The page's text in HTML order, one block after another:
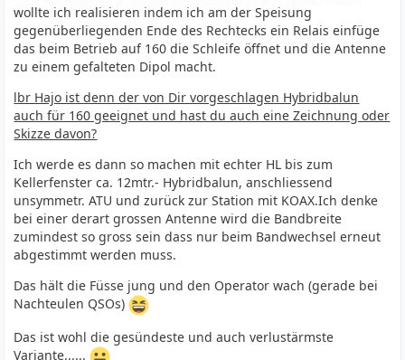
wollte ich realisieren indem ich am der Speisung
gegenüberliegenden Ende des Rechtecks ein Relais einfüge
das beim Betrieb auf 160 die Schleife öffnet und die Antenne
zu einem gefalteten Dipol macht.
lbr Hajo ist denn der von Dir vorgeschlagen Hybridbalun
auch für 160 geeignet und hast du auch eine Zeichnung oder
Skizze davon?
Ich werde es dann so machen mit echter HL bis zum
Kellerfenster ca. 12mtr.- Hybridbalun, anschliessend
unsymmetr. ATU und zurück zur Station mit KOAX.Ich denke
bei einer derart grossen Antenne wird die Bandbreite
zumindest so gross sein dass nur beim Bandwechsel erneut
abgestimmt werden muss.
Das hält die Füsse jung und den Operator wach (gerade bei
Nachteulen QSOs)
Das ist wohl die gesündeste und auch verlustärmste
Variante......